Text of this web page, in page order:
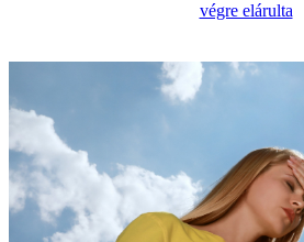
végre elárulta